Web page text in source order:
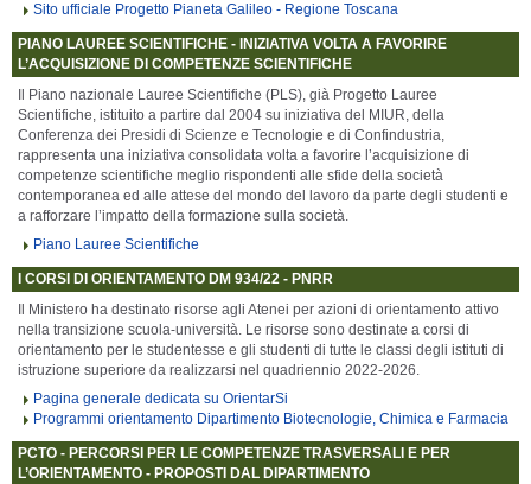
Sito ufficiale Progetto Pianeta Galileo - Regione Toscana
PIANO LAUREE SCIENTIFICHE - INIZIATIVA VOLTA A FAVORIRE
L’ACQUISIZIONE DI COMPETENZE SCIENTIFICHE
Piano nazionale Lauree Scientifiche (PLS), già Progetto Lauree
Scientifiche, istituito a partire dal 2004 su iniziativa del MIUR, della
Conferenza dei Presidi di Scienze e Tecnologie e di Confindustria,
rappresenta una iniziativa consolidata volta a favorire l’acquisizione di
competenze scientifiche meglio rispondenti alle sfide della società
contemporanea ed alle attese del mondo del lavoro da parte degli studenti e
a rafforzare l’impatto della formazione sulla società.
Piano Lauree Scientifiche
I CORSI DI ORIENTAMENTO DM 934/22 - PNRR
Il Ministero ha destinato risorse agli Atenei per azioni di orientamento attivo
nella transizione scuola-università. Le risorse sono destinate a corsi di
orientamento per le studentesse e gli studenti di tutte le classi degli istituti di
istruzione superiore da realizzarsi nel quadriennio 2022-2026.
Pagina generale dedicata su OrientarSi
Programmi orientamento Dipartimento Biotecnologie, Chimica e Farmacia
PCTO - PERCORSI PER LE COMPETENZE TRASVERSALI E PER
L’ORIENTAMENTO - PROPOSTI DAL DIPARTIMENTO